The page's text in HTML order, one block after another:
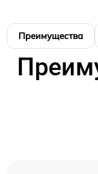
Преимущества